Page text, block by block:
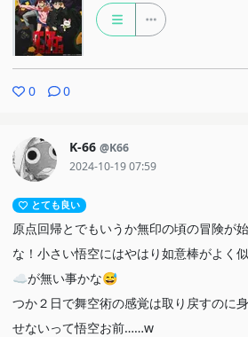
0 0
K-66 @K66
2024-10-19 07:59
とても良い
原点回帰とでもいうか無印の頃の冒険が
な！小さい悟空にはやはり如意棒がよく
☁️が無い事かな😅
つか２日で舞空術の感覚は取り戻すのに
せないって悟空お前……w